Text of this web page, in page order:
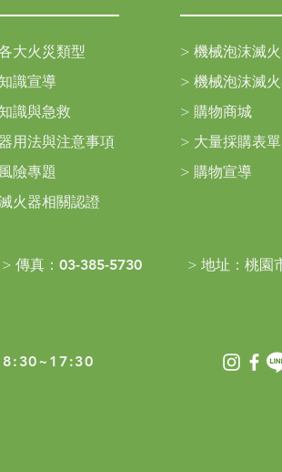
大火災類型
識宣導
識與急救
用法與注意事項
險專題
火器相關認證
> 機械泡沫滅火
> 機械泡沫滅火
> 購物商城
> 大量採購表單
> 購物宣導
> 傳真： 03-385-5730 > 地址： 桃園